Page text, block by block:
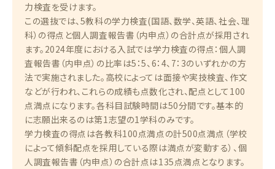
力検査を受けます。
この選抜では、5教科の学力検査(国語、数学、英語、社会、理
科）の得点と個人調査報告書（内申点）の合計点が採用され
ます。2024年度における入試では学力検査の得点：個人調
査報告書（内申点）の比率は5：5、6：4、7：3のいずれかの方
法で実施されました。高校によっては面接や実技検査、作文
などが行われ、これらの成績も点数化され、配点として100
点満点になります。各科目試験時間は50分間です。基本的
に志願出来るのは第1志望の1学科のみです。
学力検査の得点は各教科100点満点の計500点満点（学校
によって傾斜配点を採用している際は満点が変動する）、個
人調査報告書（内申点）の合計点は135点満点となります。